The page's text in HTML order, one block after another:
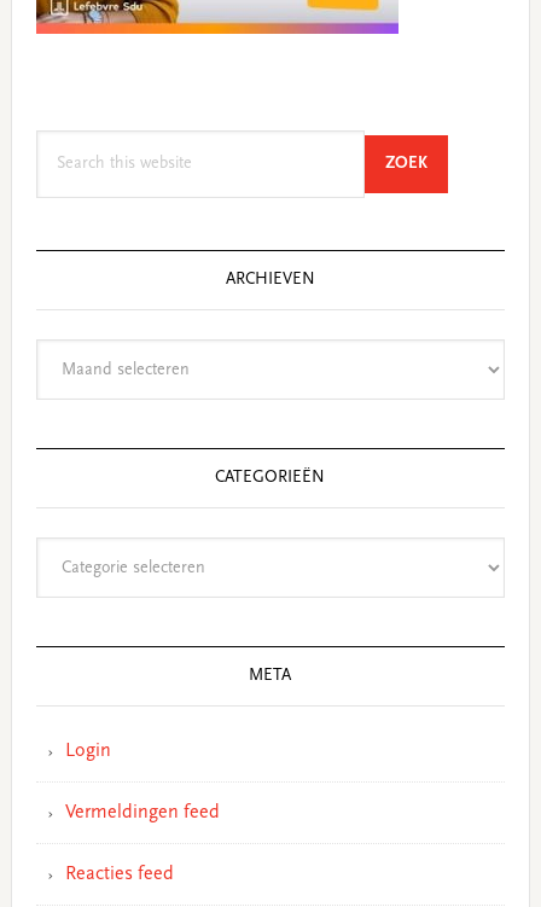
ZOEKSEARCH
ARCHIEVEN
CATEGORIEËN
META
Login
Vermeldingen feed
Reacties feed